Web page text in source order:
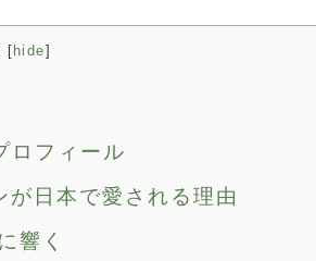
hide
ロフィール
日本で愛される理由
響く